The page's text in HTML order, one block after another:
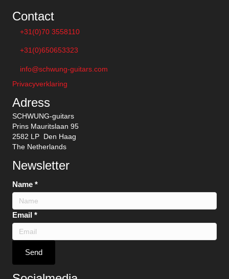
Contact
+31(0)70 3558110
+31(0)650653323
info@schwung-guitars.com
Privacyverklaring
Adress
SCHWUNG-guitars
Prins Mauritslaan 95
2582 LP Den Haag
The Netherlands
Newsletter
Name *
N
a
Email *
Send